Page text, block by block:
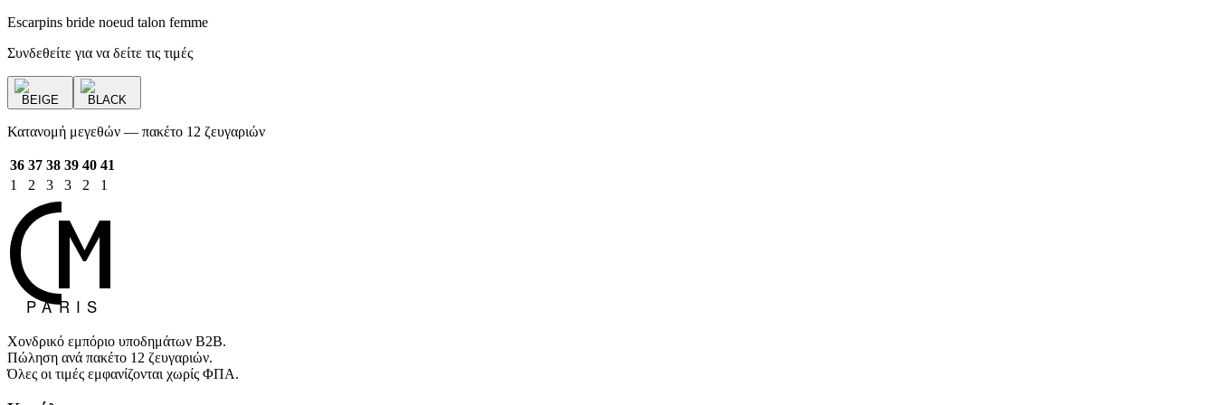
Escarpins bride noeud talon femme
Συνδεθείτε για να δείτε τις τιμές
BEIGE BLACK
Κατανομή μεγεθών — πακέτο 12 ζευγαριών
36 37 38 39 40 41
1
2 3 3 2 1
Χονδρικό εμπόριο υποδημάτων B2B.
Πώληση ανά πακέτο 12 ζευγαριών.
Όλες οι τιμές εμφανίζονται χωρίς ΦΠΑ.